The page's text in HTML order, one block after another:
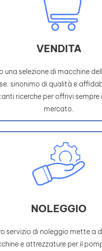
VENDITA
una selezione di macchine
sinonimo di qualità e
ricerche per offrivi sempre
mercato.
NOLEGGIO
servizio di noleggio mette a
e attrezzature per il